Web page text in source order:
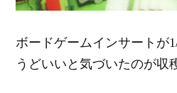
ボードゲームインサートが
うどいいと気づいたのが収